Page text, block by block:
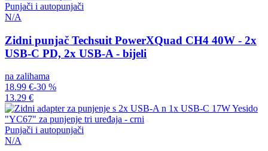
Punjači i autopunjači
N/A
Zidni punjač Techsuit PowerXQuad CH4 40W - 2x
USB-C PD, 2x USB-A - bijeli
na zalihama
18.99 €-30 %
13.29 €
Punjači i autopunjači
N/A